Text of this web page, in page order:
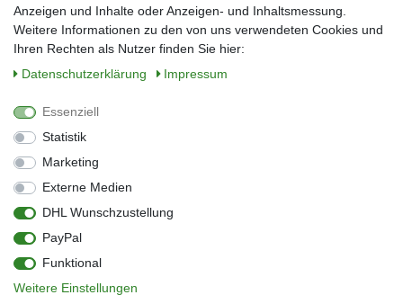
E-Mail*
Sie können den Newsletter jederzeit kostenlos abbestellen.
** gilt für Lieferungen innerhalb Deutschlands, Lieferzeiten für andere Länder
entnehmen Sie bitte der Schaltfläche mit den Versandinformationen
Widerrufs­recht
Kontakt
Barrierefreiheitserklärung
Zahlung & Versand
Vertrag widerrufen
Anzeigen und Inhalte oder Anzeigen- und Inhaltsmessung.
Weitere Informationen zu den von uns verwendeten Cookies und
Ihren Rechten als Nutzer finden Sie hier:
Daten­schutz­erklärung
Impressum
Essenziell
Statistik
Marketing
Externe Medien
DHL Wunschzustellung
PayPal
Funktional
Weitere Einstellungen